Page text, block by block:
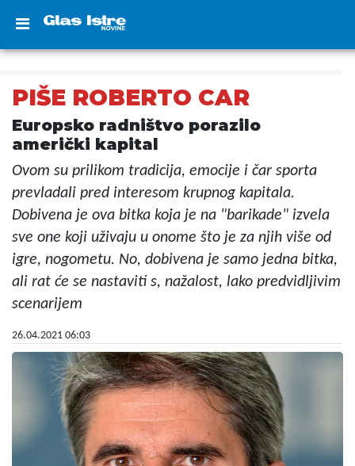
PIŠE ROBERTO CAR
Europsko radništvo porazilo
američki kapital
Ovom su prilikom tradicija, emocije i čar sporta
prevladali pred interesom krupnog kapitala.
Dobivena je ova bitka koja je na "barikade" izvela
sve one koji uživaju u onome što je za njih više od
igre, nogometu. No, dobivena je samo jedna bitka,
ali rat će se nastaviti s, nažalost, lako predvidljivim
scenarijem
26.04.2021 06:03